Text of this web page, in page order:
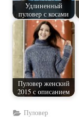
Удлиненный
пуловер с косами
Пуловер женский
2015 с описанием
Пуловер